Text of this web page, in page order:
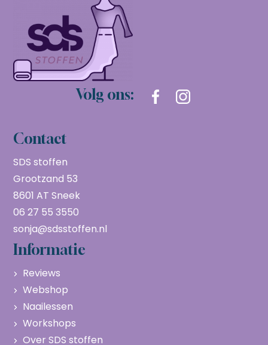
Volg ons:
Contact
SDS stoffen
Grootzand 53
8601 AT Sneek
06 27 55 3550
sonja@sdsstoffen.nl
Informatie
Reviews
Webshop
Naailessen
Workshops
Over SDS stoffen